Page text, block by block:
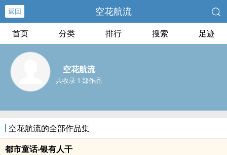
返回 空花航流
首页 分类 排行 搜索 足迹
空花航流
共收录 1 部作品
空花航流的全部作品集
都市童话-银有人干